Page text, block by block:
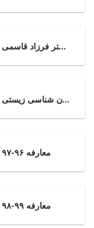
سخنرانی ماهانه - دکتر فرزاد قاسمی
سمینار انسان شناسی زیستی
معارفه ۹۶-۹۷
معارفه ۹۹-۹۸